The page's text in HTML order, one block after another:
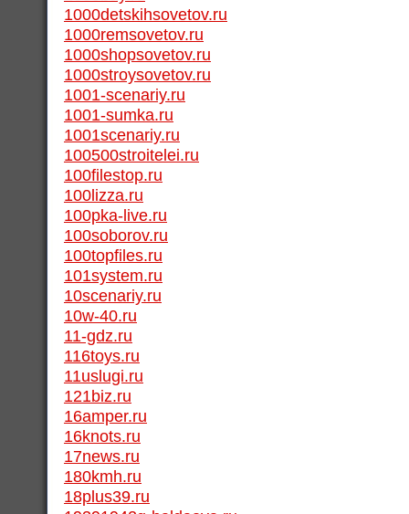
1000detskihsovetov.ru
1000remsovetov.ru
1000shopsovetov.ru
1000stroysovetov.ru
1001-scenariy.ru
1001-sumka.ru
1001scenariy.ru
100500stroitelei.ru
100filestop.ru
100lizza.ru
100pka-live.ru
100soborov.ru
100topfiles.ru
101system.ru
10scenariy.ru
10w-40.ru
11-gdz.ru
116toys.ru
11uslugi.ru
121biz.ru
16amper.ru
16knots.ru
17news.ru
180kmh.ru
18plus39.ru